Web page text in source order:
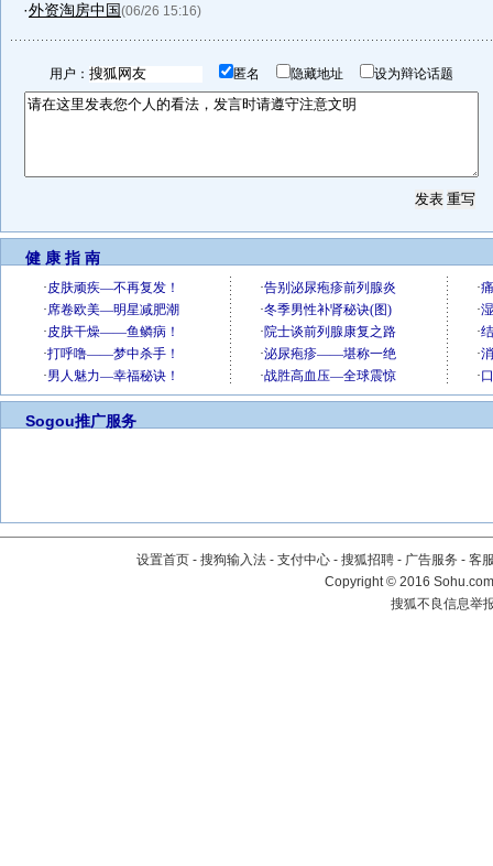
·外资淘房中国(06/26 15:16)
用户： 匿名 隐藏地址 设为辩论话题
健 康 指 南
Sogou推广服务
设置首页 - 搜狗输入法 - 支付中心 - 搜狐招聘 - 广告服务 - 客
Copyright©2016
搜狐不良信息举